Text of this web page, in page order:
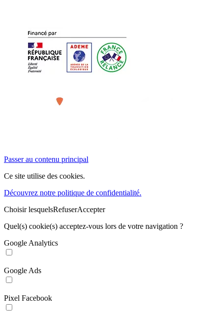
Passer au contenu principal
Ce site utilise des cookies.
Découvrez notre politique de confidentialité.
Choisir lesquelsRefuserAccepter
Quel(s) cookie(s) acceptez-vous lors de votre navigation ?
Google Analytics
Google Ads
Pixel Facebook